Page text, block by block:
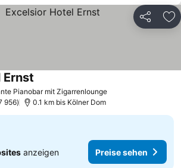
Teilen
Pianobar mit ZigarrenloungePreise sehen
Ernst
956 0.1 km bis Kölner Dom
anzeigen Preise sehen